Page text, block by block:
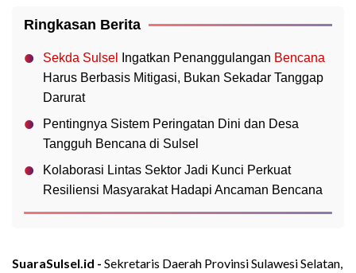
Ringkasan Berita
Sekda Sulsel Ingatkan Penanggulangan Bencana
Harus Berbasis Mitigasi, Bukan Sekadar Tanggap
Darurat
Pentingnya Sistem Peringatan Dini dan Desa
Tangguh Bencana di Sulsel
Kolaborasi Lintas Sektor Jadi Kunci Perkuat
Resiliensi Masyarakat Hadapi Ancaman Bencana
SuaraSulsel.id - Sekretaris Daerah Provinsi Sulawesi Selatan,